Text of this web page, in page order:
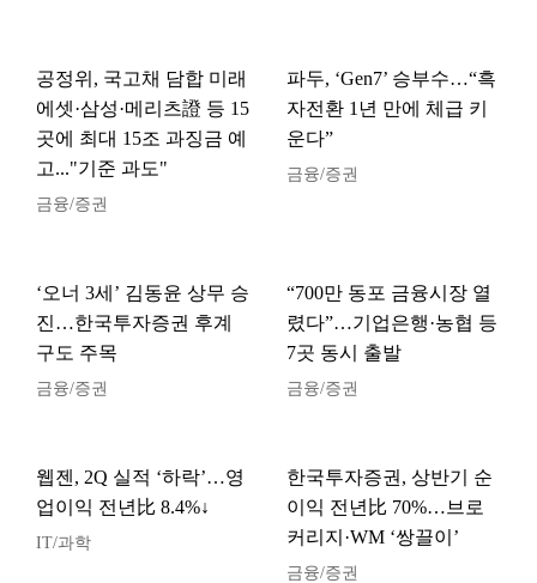
공정위, 국고채 담합 미래
에셋·삼성·메리츠證 등 15
곳에 최대 15조 과징금 예
고..."기준 과도"
금융/증권
파두, ‘Gen7’ 승부수…“흑
자전환 1년 만에 체급 키
운다”
금융/증권
‘오너 3세’ 김동윤 상무 승
진…한국투자증권 후계
구도 주목
금융/증권
“700만 동포 금융시장 열
렸다”…기업은행·농협 등
7곳 동시 출발
금융/증권
웹젠, 2Q 실적 ‘하락’…영
업이익 전년比 8.4%↓
IT/과학
한국투자증권, 상반기 순
이익 전년比 70%…브로
커리지·WM ‘쌍끌이’
금융/증권